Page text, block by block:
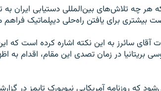
چه تلاش‌های بین‌المللی دستیابی ایران
بیشتری برای یافتن راه‌حلی دیپلماتیک فراهم
آقای سائرز به این نکته اشاره کرده است که
در زمان تصدی این مقام، اقدام به
که روزنامه آمریکایی نیویورک تایمز در